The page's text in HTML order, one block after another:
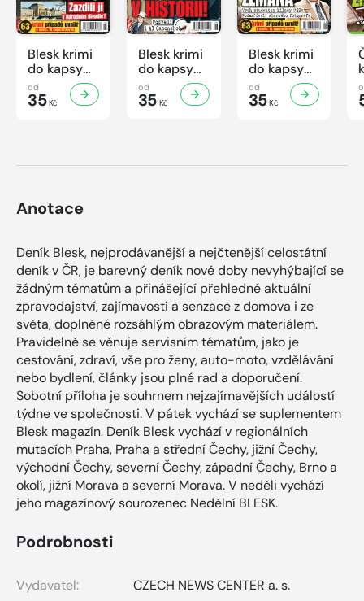
Blesk krimi
do kapsy
č.7/2026
od
35Kč
Blesk krimi
do kapsy
č.6/2026
od
35Kč
Blesk krimi
do kapsy
č.5/2026
od
35Kč
Anotace
Deník Blesk, nejprodávanější a nejčtenější celostátní
deník v ČR, je barevný deník nové doby nevyhýbající se
žádným tématům a přinášející přehledné aktuální
zpravodajství, zajímavosti a senzace z domova i ze
světa, doplněné rozsáhlým obrazovým materiálem.
Pravidelně se věnuje servisním tématům, jako je
cestování, zdraví, vše pro ženy, auto-moto, vzdělávání
nebo bydlení, články jsou plné rad a doporučení.
Sobotní příloha je souhrnem nejzajímavějších událostí
týdne ve společnosti. V pátek vychází se suplementem
Blesk magazín. Deník Blesk vychází v regionálních
mutacích Praha, Praha a střední Čechy, jižní Čechy,
východní Čechy, severní Čechy, západní Čechy, Brno a
okolí, jižní Morava a severní Morava. V neděli vychází
jeho magazínový sourozenec Nedělní BLESK.
Podrobnosti
Vydavatel:
CZECH NEWS CENTER a. s.